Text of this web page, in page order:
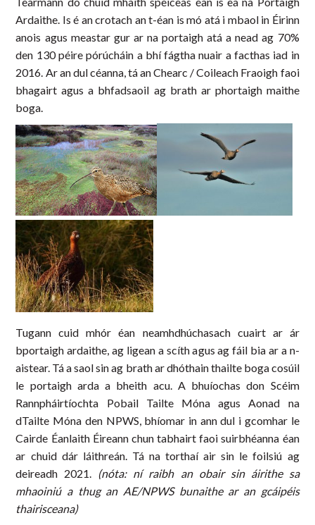
Ardaithe. Is é an crotach an t-éan is mó atá i mbaol in Éirinn
anois agus meastar gur ar na portaigh atá a nead ag 70%
den 130 péire pórúcháin a bhí fágtha nuair a facthas iad in
2016. Ar an dul céanna, tá an Chearc / Coileach Fraoigh faoi
bhagairt agus a bhfadsaoil ag brath ar phortaigh maithe
boga.
Tugann cuid mhór éan neamhdhúchasach cuairt ar ár
bportaigh ardaithe, ag ligean a scíth agus ag fáil bia ar a n-
aistear. Tá a saol sin ag brath ar dhóthain thailte boga cosúil
le portaigh arda a bheith acu. A bhuíochas don Scéim
Rannpháirtíochta Pobail Tailte Móna agus Aonad na
dTailte Móna den NPWS, bhíomar in ann dul i gcomhar le
Cairde Éanlaith Éireann chun tabhairt faoi suirbhéanna éan
ar chuid dár láithreán. Tá na torthaí air sin le foilsiú ag
deireadh 2021. (nóta: ní raibh an obair sin áirithe sa
mhaoiniú a thug an AE/NPWS bunaithe ar an gcáipéis
thairisceana)